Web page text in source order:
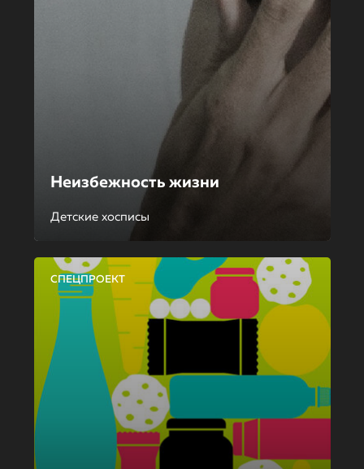
Неизбежность жизни
Детские хосписы
СПЕЦПРОЕКТ